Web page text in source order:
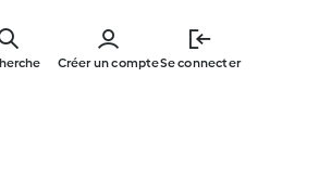
main
Créer un compteSe connecter